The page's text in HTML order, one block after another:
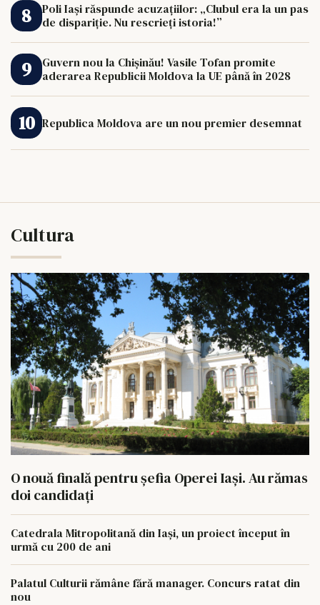
Poli Iași răspunde acuzațiilor: „Clubul era la un pas
de dispariție. Nu rescrieți istoria!”
Guvern nou la Chișinău! Vasile Tofan promite
aderarea Republicii Moldova la UE până în 2028
Republica Moldova are un nou premier desemnat
Cultura
O nouă finală pentru șefia Operei Iași. Au rămas
doi candidați
Catedrala Mitropolitană din Iași, un proiect început în
urmă cu 200 de ani
Palatul Culturii rămâne fără manager. Concurs ratat din
nou